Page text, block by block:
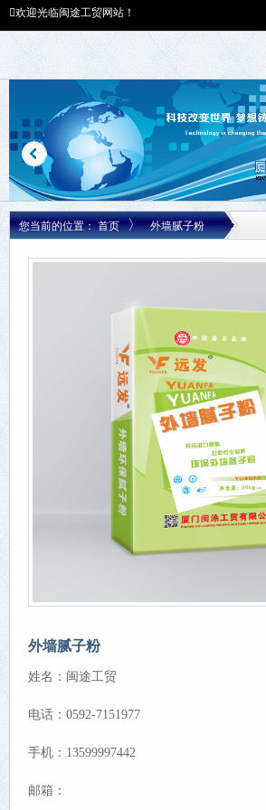
欢迎光临闽途工贸网站！
您当前的位置：首页 〉 外墙腻子粉
外墙腻子粉
姓名：闽途工贸
电话：0592-7151977
手机：13599997442
邮箱：